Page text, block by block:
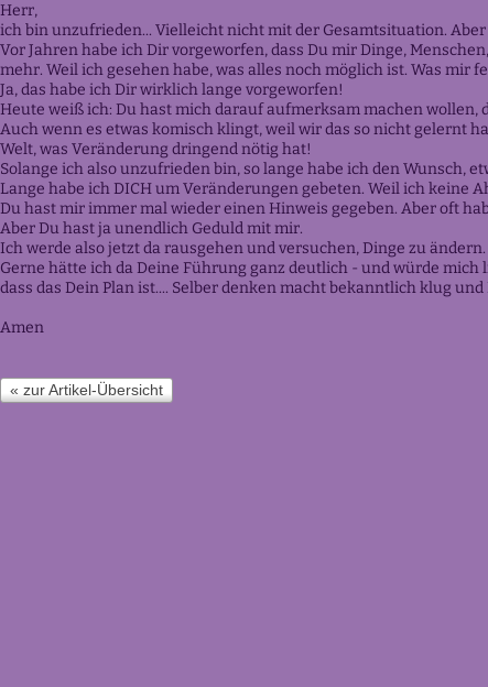
Herr,
ich bin unzufrieden... Vielleicht nicht mit der Gesamtsituation.
Vor Jahren habe ich Dir vorgeworfen, dass Du mir Dinge,
mehr. Weil ich gesehen habe, was alles noch möglich ist. Was mir
Ja, das habe ich Dir wirklich lange vorgeworfen!
Heute weiß ich: Du hast mich darauf aufmerksam machen
Auch wenn es etwas komisch klingt, weil wir das so nicht gelernt
Welt, was Veränderung dringend nötig hat!
Solange ich also unzufrieden bin, so lange habe ich den Wunsch,
Lange habe ich DICH um Veränderungen gebeten. Weil ich
Du hast mir immer mal wieder einen Hinweis gegeben. Aber oft
Aber Du hast ja unendlich Geduld mit mir.
Ich werde also jetzt da rausgehen und versuchen, Dinge zu ändern.
Gerne hätte ich da Deine Führung ganz deutlich - und würde
dass das Dein Plan ist.... Selber denken macht bekanntlich klug
Amen
« zur Artikel-Übersicht